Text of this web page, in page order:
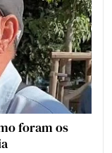
foram os